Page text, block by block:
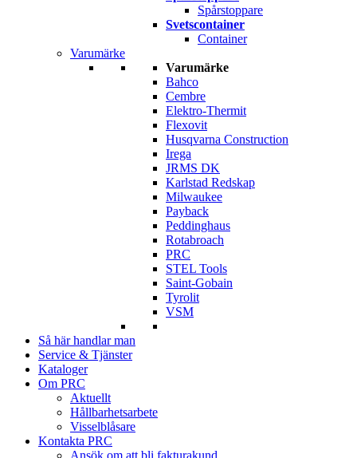
Spårstoppare
Svetscontainer
Container
Varumärke
Varumärke
Bahco
Cembre
Elektro-Thermit
Flexovit
Husqvarna Construction
Irega
JRMS DK
Karlstad Redskap
Milwaukee
Payback
Peddinghaus
Rotabroach
PRC
STEL Tools
Saint-Gobain
Tyrolit
VSM
Så här handlar man
Service & Tjänster
Kataloger
Om PRC
Aktuellt
Hållbarhetsarbete
Visselblåsare
Kontakta PRC
Ansök om att bli fakturakund